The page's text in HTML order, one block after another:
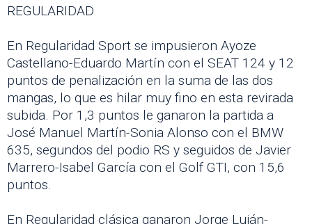
REGULARIDAD
En Regularidad Sport se impusieron Ayoze
Castellano-Eduardo Martín con el SEAT 124 y 12
puntos de penalización en la suma de las dos
mangas, lo que es hilar muy fino en esta revirada
subida. Por 1,3 puntos le ganaron la partida a
José Manuel Martín-Sonia Alonso con el BMW
635, segundos del podio RS y seguidos de Javier
Marrero-Isabel García con el Golf GTI, con 15,6
puntos.
En Regularidad clásica ganaron Jorge Luján-